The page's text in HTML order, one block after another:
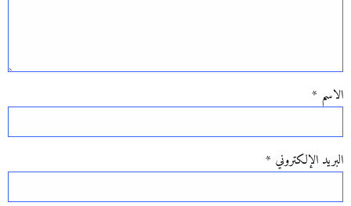
الاسم *
البريد الإلكتروني *